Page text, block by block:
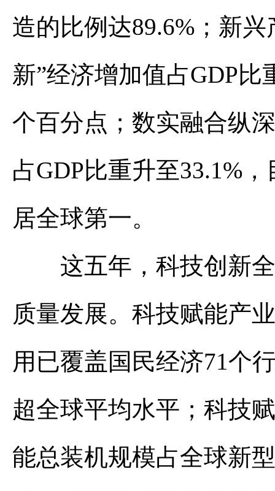
造的比例达89.6%；新
新”经济增加值占GDP比
个百分点；数实融合纵
占GDP比重升至33.1%
居全球第一。
这五年，科技创新全
质量发展。科技赋能产
用已覆盖国民经济71个
超全球平均水平；科技
能总装机规模占全球新